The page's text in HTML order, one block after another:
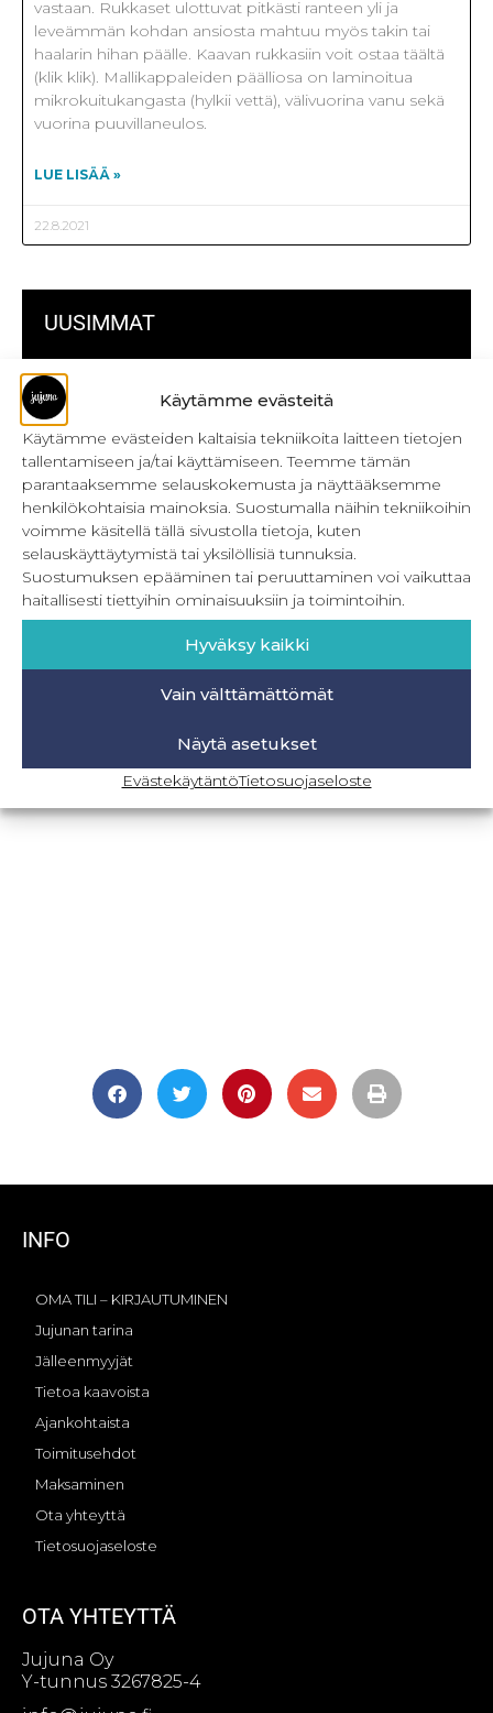
Käytämme evästeitä
Käytämme evästeiden kaltaisia tekniikoita laitteen tietojen
tallentamiseen ja/tai käyttämiseen. Teemme tämän
parantaaksemme selauskokemusta ja näyttääksemme
henkilökohtaisia mainoksia. Suostumalla näihin tekniikoihin
voimme käsitellä tällä sivustolla tietoja, kuten
selauskäyttäytymistä tai yksilöllisiä tunnuksia.
Suostumuksen epääminen tai peruuttaminen voi vaikuttaa
haitallisesti tiettyihin ominaisuuksiin ja toimintoihin.
Hyväksy kaikki
Vain välttämättömät
Näytä asetukset
EvästekäytäntöTietosuojaseloste
UUSIMMAT
Kulmikas pussukka kaava Särmä
Bokserikuminauhan ompelu
Metrivetoketjun käyttö
Metrivetoketjun lukon pujottaminen
Onnistu joustavien vaatteiden ompelussa
Laakasauman ompelu saumurilla
Jujunan ompelubingo heinä-joulukuulle
vastaan. Rukkaset ulottuvat pitkästi ranteen yli ja
leveämmän kohdan ansiosta mahtuu myös takin tai
haalarin hihan päälle. Kaavan rukkasiin voit ostaa täältä
(klik klik). Mallikappaleiden päälliosa on laminoitua
mikrokuitukangasta (hylkii vettä), välivuorina vanu sekä
vuorina puuvillaneulos.
LUE LISÄÄ »
22.8.2021
INFO
OMA TILI – KIRJAUTUMINEN
Jujunan tarina
Jälleenmyyjät
Tietoa kaavoista
Ajankohtaista
Toimitusehdot
Maksaminen
Ota yhteyttä
Tietosuojaseloste
OTA YHTEYTTÄ
Jujuna Oy
Y-tunnus 3267825-4